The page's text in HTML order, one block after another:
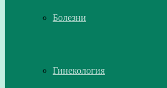
Болезни
Гинекология